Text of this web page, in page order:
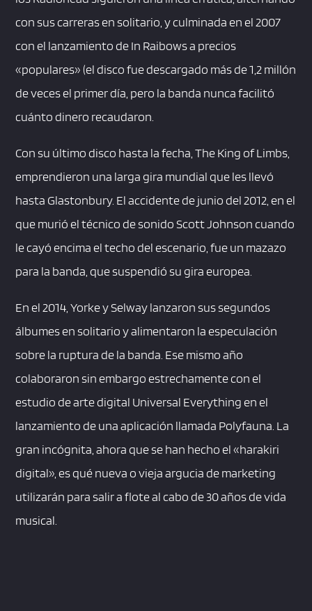
con sus carreras en solitario, y culminada en el 2007
con el lanzamiento de In Raibows a precios
«populares» (el disco fue descargado más de 1,2 millón
de veces el primer día, pero la banda nunca facilitó
cuánto dinero recaudaron.
Con su último disco hasta la fecha, The King of Limbs,
emprendieron una larga gira mundial que les llevó
hasta Glastonbury. El accidente de junio del 2012, en el
que murió el técnico de sonido Scott Johnson cuando
le cayó encima el techo del escenario, fue un mazazo
para la banda, que suspendió su gira europea.
En el 2014, Yorke y Selway lanzaron sus segundos
álbumes en solitario y alimentaron la especulación
sobre la ruptura de la banda. Ese mismo año
colaboraron sin embargo estrechamente con el
estudio de arte digital Universal Everything en el
lanzamiento de una aplicación llamada Polyfauna. La
gran incógnita, ahora que se han hecho el «harakiri
digital», es qué nueva o vieja argucia de marketing
utilizarán para salir a flote al cabo de 30 años de vida
musical.